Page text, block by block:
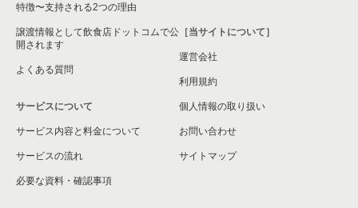
和泉市の飲食店の居抜き売却物件の案件一覧
池田市の飲食店の居抜き売却物件の案件一覧
大阪市大正区の飲食店の居抜き売却物件の案件一覧
特徴〜支持される2つの理由
譲渡情報として飲食店ドットコムで公
開されます
よくある質問
サービスについて
サービス内容と料金について
サービスの流れ
必要な資料・確認事項
［当サイトについて］
運営会社
利用規約
個人情報の取り扱い
お問い合わせ
サイトマップ